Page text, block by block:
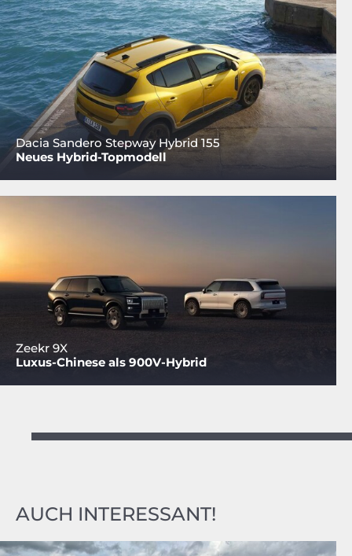
Dacia Sandero Stepway Hybrid 155
Neues Hybrid-Topmodell
Zeekr 9X
Luxus-Chinese als 900V-Hybrid
AUCH INTERESSANT!